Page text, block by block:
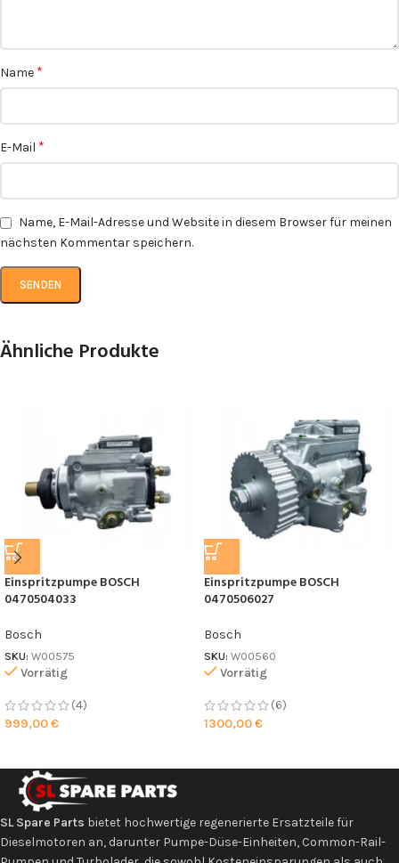
Name *
E-Mail *
Name, E-Mail-Adresse und Website in diesem Browser für meinen
nächsten Kommentar speichern.
Ähnliche Produkte
Einspritzpumpe BOSCH
0470504033
Bosch
SKU: W00575
Vorrätig
(4)
999,00€
Einspritzpumpe BOSCH
0470506027
Bosch
SKU: W00560
Vorrätig
(6)
1300,00€
SL Spare Parts bietet hochwertige regenerierte Ersatzteile für
Dieselmotoren an, darunter Pumpe-Düse-Einheiten, Common-Rail-